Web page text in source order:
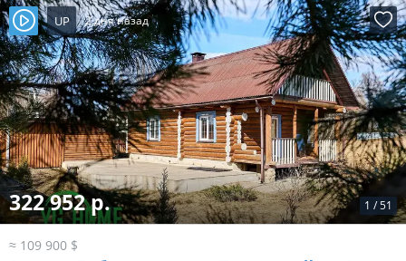
UP 2 дня назад
1 /51
322 952 р.
≈ 109 900 $